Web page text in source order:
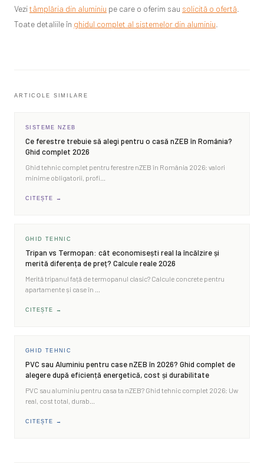
Vezitâmplăria din aluminiu pe care o oferim sau solicită o ofertă
Toate detaliile în ghidul complet al sistemelor din aluminiu
ARTICOLE SIMILARE
SISTEME NZEB
Ce ferestre trebuie să alegi pentru o casă nZEB în România?
Ghid complet 2026
Ghid tehnic complet pentru ferestre nZEB în România 2026: valori
minime obligatorii, profi
CITEȘTE →
GHID TEHNIC
Tripan vs Termopan: cât economisești real la încălzire și
merită diferența de preț? Calcule reale 2026
Merită tripanul față de termopanul clasic? Calcule concrete pentru
apartamente și case în
CITEȘTE →
GHID TEHNIC
PVC sau Aluminiu pentru case nZEB în 2026? Ghid complet de
alegere după eficiență energetică, cost și durabilitate
PVC sau aluminiu pentru casa ta nZEB? Ghid tehnic complet 2026: Uw
real, cost total, durab
CITEȘTE →